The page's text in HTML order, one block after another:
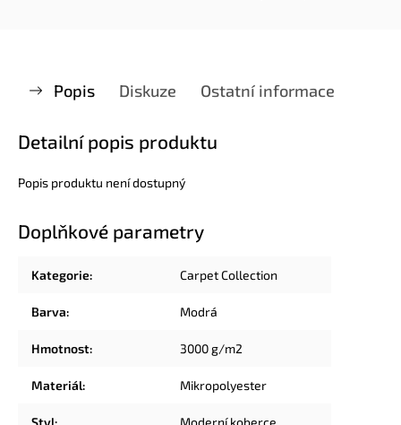
Popis Diskuze Ostatní informace
Detailní popis produktu
Popis produktu není dostupný
Doplňkové parametry
Kategorie: Carpet Collection
Barva: Modrá
Hmotnost: 3000 g/m2
Materiál: Mikropolyester
Styl: Moderní koberce